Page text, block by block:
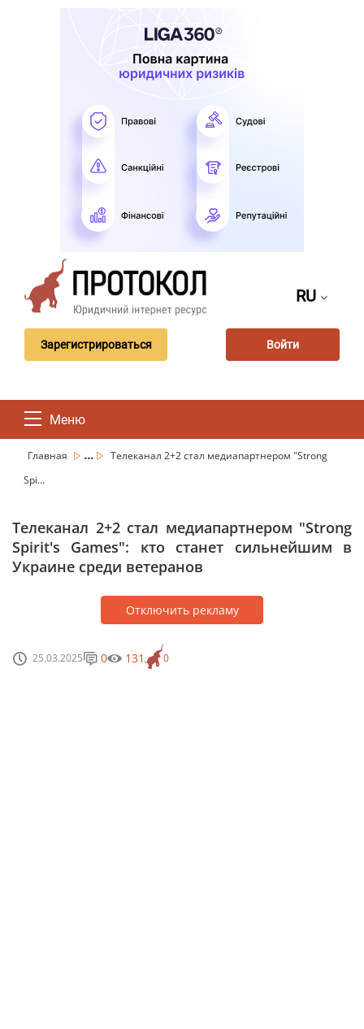
RU
Зарегистрироваться Войти
Меню
Главная ...
Телеканал 2+2 стал медиапартнером "Strong
Spi...
Телеканал 2+2 стал медиапартнером "Strong
Spirit's Games": кто станет сильнейшим в
Украине среди ветеранов
Отключить рекламу
25.03.2025 0
0 131